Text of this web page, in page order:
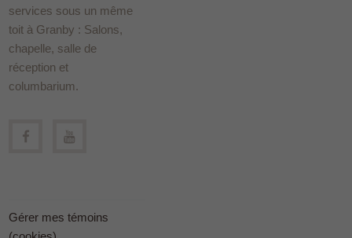
services sous un même
toit à Granby : Salons,
chapelle, salle de
réception et
columbarium.
Gérer mes témoins